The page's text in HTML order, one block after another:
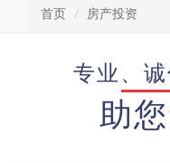
首页 房产投资
专业、
助您